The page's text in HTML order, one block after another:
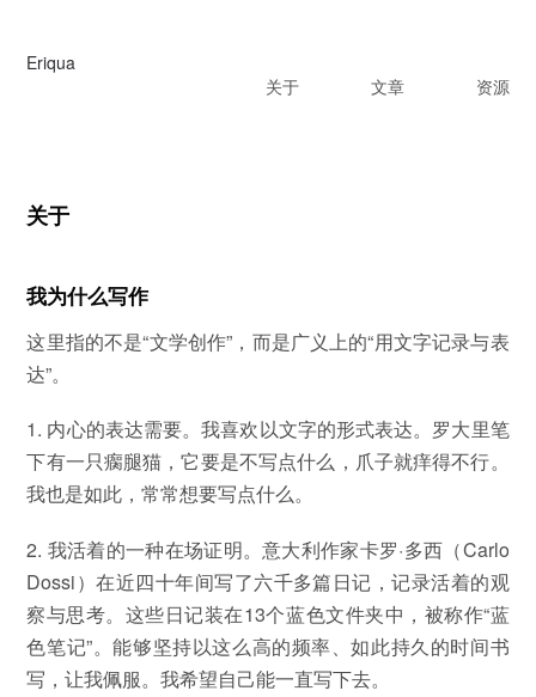
Eriqua
关于
文章 资源
关于
我为什么写作
这里指的不是“文学创作”，而是广义上的“用文字记录与表
达”。
1. 内心的表达需要。我喜欢以文字的形式表达。罗大里笔
下有一只瘸腿猫，它要是不写点什么，爪子就痒得不行。
我也是如此，常常想要写点什么。
2. 我活着的一种在场证明。意大利作家卡罗·多西（Carlo
Dossi）在近四十年间写了六千多篇日记，记录活着的观
察与思考。这些日记装在13个蓝色文件夹中，被称作“蓝
色笔记”。能够坚持以这么高的频率、如此持久的时间书
写，让我佩服。我希望自己能一直写下去。